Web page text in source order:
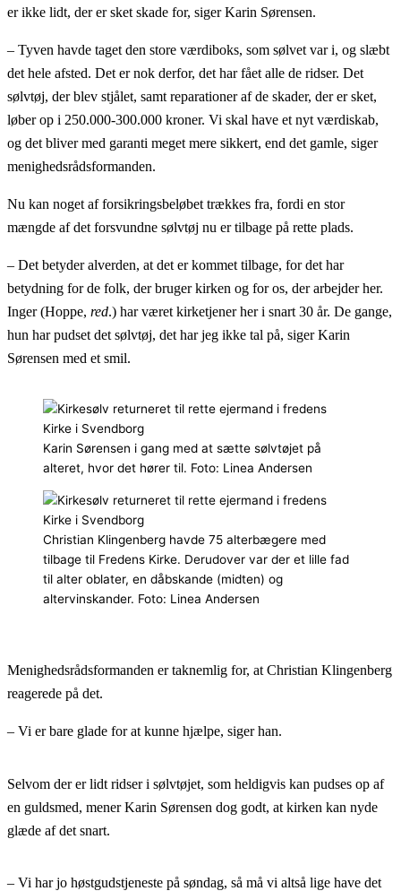
er ikke lidt, der er sket skade for, siger Karin Sørensen.
– Tyven havde taget den store værdiboks, som sølvet var i, og slæbt
det hele afsted. Det er nok derfor, det har fået alle de ridser. Det
sølvtøj, der blev stjålet, samt reparationer af de skader, der er sket,
løber op i 250.000-300.000 kroner. Vi skal have et nyt værdiskab,
og det bliver med garanti meget mere sikkert, end det gamle, siger
menighedsrådsformanden.
Nu kan noget af forsikringsbeløbet trækkes fra, fordi en stor
mængde af det forsvundne sølvtøj nu er tilbage på rette plads.
– Det betyder alverden, at det er kommet tilbage, for det har
betydning for de folk, der bruger kirken og for os, der arbejder her.
Inger (Hoppe, red.) har været kirketjener her i snart 30 år. De gange,
hun har pudset det sølvtøj, det har jeg ikke tal på, siger Karin
Sørensen med et smil.
Karin Sørensen i gang med at sætte sølvtøjet på
alteret, hvor det hører til. Foto: Linea Andersen
Christian Klingenberg havde 75 alterbægere med
tilbage til Fredens Kirke. Derudover var der et lille fad
til alter oblater, en dåbskande (midten) og
altervinskander. Foto: Linea Andersen
Menighedsrådsformanden er taknemlig for, at Christian Klingenberg
reagerede på det.
– Vi er bare glade for at kunne hjælpe, siger han.
Selvom der er lidt ridser i sølvtøjet, som heldigvis kan pudses op af
en guldsmed, mener Karin Sørensen dog godt, at kirken kan nyde
glæde af det snart.
– Vi har jo høstgudstjeneste på søndag, så må vi altså lige have det